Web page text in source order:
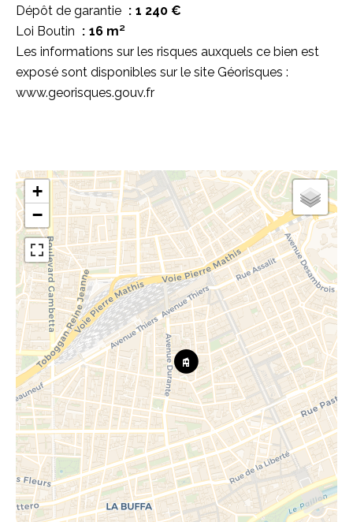
Dépôt de garantie
1 240 €
Loi Boutin
16 m²
Les informations sur les risques auxquels ce bien est
exposé sont disponibles sur le site Géorisques :
www.georisques.gouv.fr
+
−